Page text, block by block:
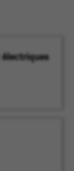
électriques